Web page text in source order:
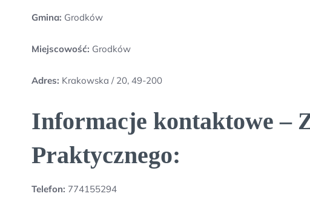
Gmina: Grodków
Miejscowość: Grodków
Adres: Krakowska / 20, 49-200
Informacje kontaktowe –
Praktycznego:
Telefon: 774155294